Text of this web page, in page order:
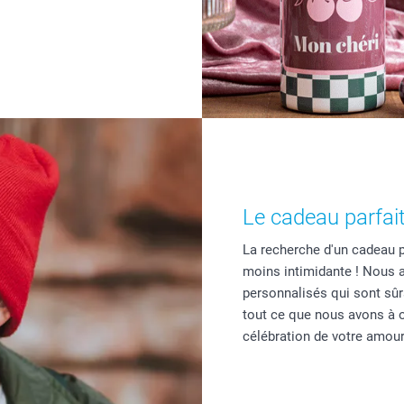
Le cadeau
La recherche d'un cadeau
moins intimidante ! Nous
personnalisés qui sont
tout ce que nous avons à
célébration de votre